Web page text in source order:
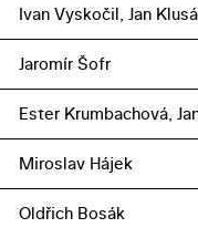
Ivan Vyskočil, Jan
Jaromír Šofr
Ester Krumbachová,
Miroslav Hájek
Oldřich Bosák